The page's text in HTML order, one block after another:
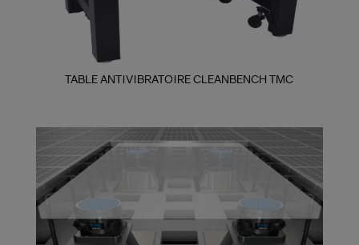
TABLE ANTIVIBRATOIRE CLEANBENCH TMC